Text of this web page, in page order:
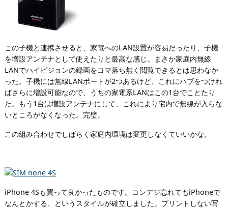
この子機と連携させると、家電へのLAN設置が容易だったり、子機
を増設アンテナとして使えたりと最高な感じ。まさか家庭内無線
LANでハイビジョンの録画をコマ落ち無く閲覧できるとは思わなか
った。子機には無線LANポートが2つあるけど、これにハブをつけれ
ばさらに増設可能なので、うちの家電系LANはこの1台でことたり
た。もう1台は増設アンテナにして、これにより宅内で無線が入らな
いところがなくなった。完璧。
この組み合わせでしばらく家庭内環境は変更しなくていいかな。
iPhone 4Sも買って良かったものです。コンデジ忘れてもiPhoneで
なんとかする、というスタイルが確立しました。プリントしない写